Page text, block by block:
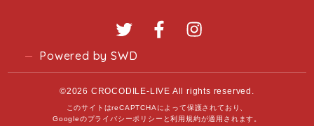
Twitter Facebook
Powered by SWD
©2026 CROCODILE-LIVE All rights reserved.
このサイトはreCAPTCHAによって保護されており、
Googleのプライバシーポリシー と利用規約が適用されます。